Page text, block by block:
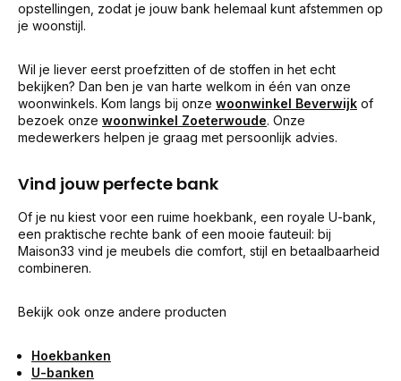
opstellingen, zodat je jouw bank helemaal kunt afstemmen op
je woonstijl.
Wil je liever eerst proefzitten of de stoffen in het echt
bekijken? Dan ben je van harte welkom in één van onze
woonwinkels. Kom langs bij onze woonwinkel Beverwijk of
bezoek onze woonwinkel Zoeterwoude. Onze
medewerkers helpen je graag met persoonlijk advies.
Vind jouw perfecte bank
Of je nu kiest voor een ruime hoekbank, een royale U-bank,
een praktische rechte bank of een mooie fauteuil: bij
Maison33 vind je meubels die comfort, stijl en betaalbaarheid
combineren.
Bekijk ook onze andere producten
Hoekbanken
U-banken